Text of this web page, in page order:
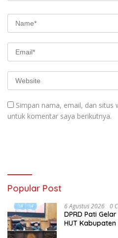
Simpan nama, email, dan situs
untuk komentar saya berikutnya.
Popular Post
6 Agustus 2026 0
DPRD Pati
HUT Kabupaten